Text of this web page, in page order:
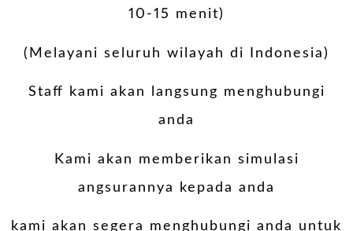
10-15 menit)
(Melayani seluruh wilayah di Indonesia)
Staff kami akan langsung menghubungi
anda
Kami akan memberikan simulasi
angsurannya kepada anda
kami akan segera menghubungi anda untuk